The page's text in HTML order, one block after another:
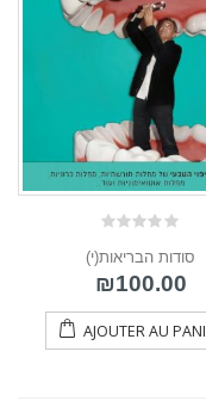
out
of
5
(י)סודות הבריאות
₪100.00
AJOUTER AU